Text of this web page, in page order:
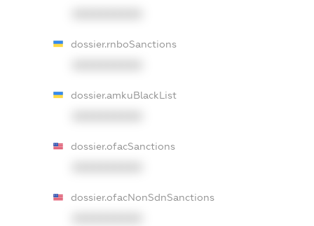
dossier.rnboSanctions
dossier.amkuBlackList
dossier.ofacSanctions
dossier.ofacNonSdnSanctions